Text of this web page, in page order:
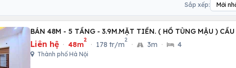
Sắp xếp:
BÁN 48M - 5 TẦNG - 3.9M.MẶT TIỀN. ( HỒ TÙNG MẬU )
Liên hệ · 48m
2
· 178 tr/m
2
· 3m · 4
Thành phố Hà Nội